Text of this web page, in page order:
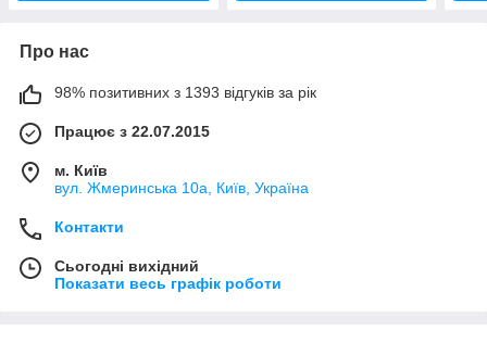
Про нас
98% позитивних з 1393 відгуків за рік
Працює з 22.07.2015
м. Київ
вул. Жмеринська 10а, Київ, Україна
Контакти
Сьогодні вихідний
Показати весь графік роботи